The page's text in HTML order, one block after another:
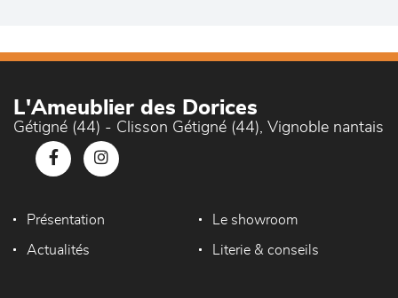
L'Ameublier des Dorices
Gétigné (44) - Clisson Gétigné (44), Vignoble nantais
Présentation Le showroom
Actualités Literie & conseils